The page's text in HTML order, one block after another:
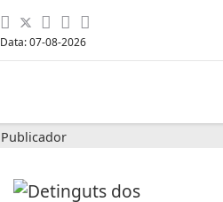
Data: 07-08-2026
Publicador